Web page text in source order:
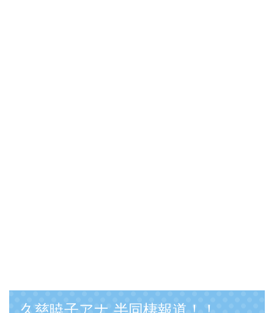
久慈暁子アナ 半同棲報道！！